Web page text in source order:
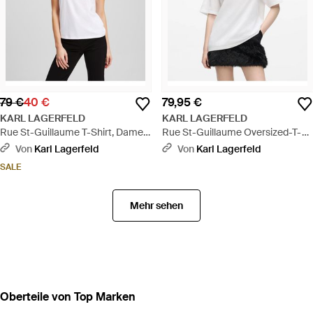
79 €40 €
KARL LAGERFELD
Rue St-Guillaume T-Shirt, Damen,
Größe - Weiß
Von Karl Lagerfeld
SALE
79,95 €
KARL LAGERFELD
Rue St-Guillaume Oversized-T-
Shirt, Damen, Größe - Weiß
Von Karl Lagerfeld
Mehr sehen
Oberteile von Top Marken